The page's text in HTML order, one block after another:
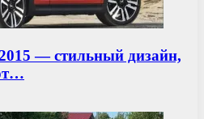
— стильный дизайн,